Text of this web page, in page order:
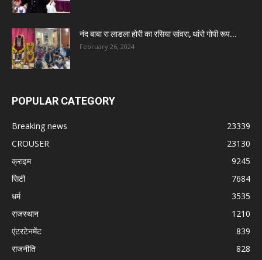
नंद बाबा रा लाडला होरी का रसिया सांवरा, थांरो गोपी रूप...
February 26, 2024
POPULAR CATEGORY
Breaking news
23339
CROUSER
23130
क्राइम
9245
सिटी
7684
धर्म
3535
राजस्थान
1210
एंटरटेनमेंट
839
राजनीति
828